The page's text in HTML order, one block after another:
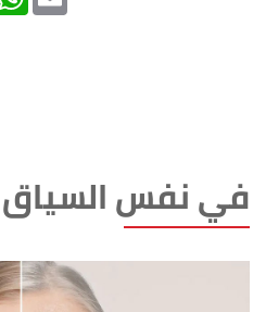
في نفس السياق